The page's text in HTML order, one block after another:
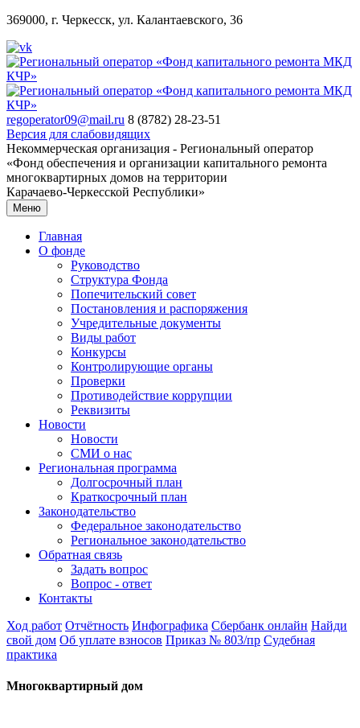
369000, г. Черкесск, ул. Калантаевского, 36
regoperator09@mail.ru 8 (8782) 28-23-51
Версия для слабовидящих
Некоммерческая организация - Региональный оператор
«Фонд обеспечения и организации капитального ремонта
многоквартирных домов на территории
Карачаево-Черкесской Республики»
Меню
Главная
О фонде
Руководство
Структура Фонда
Попечительский совет
Постановления и распоряжения
Учредительные документы
Виды работ
Конкурсы
Контролирующие органы
Проверки
Противодействие коррупции
Реквизиты
Новости
Новости
СМИ о нас
Региональная программа
Долгосрочный план
Краткосрочный план
Законодательство
Федеральное законодательство
Региональное законодательство
Обратная связь
Задать вопрос
Вопрос - ответ
Контакты
Ход работ Отчётность Инфографика Сбербанк онлайн Найди
свой дом Об уплате взносов Приказ № 803/пр Судебная
практика
Многоквартирный дом